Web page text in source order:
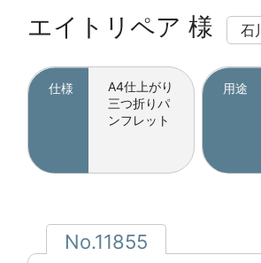
エイトリペア 様 石
仕様
A4仕上がり
三つ折りパ
ンフレット
用途
No.11855